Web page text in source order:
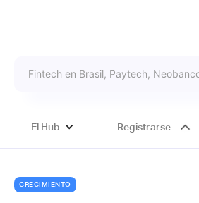
El Hub Registrarse
CRECIMIENTO